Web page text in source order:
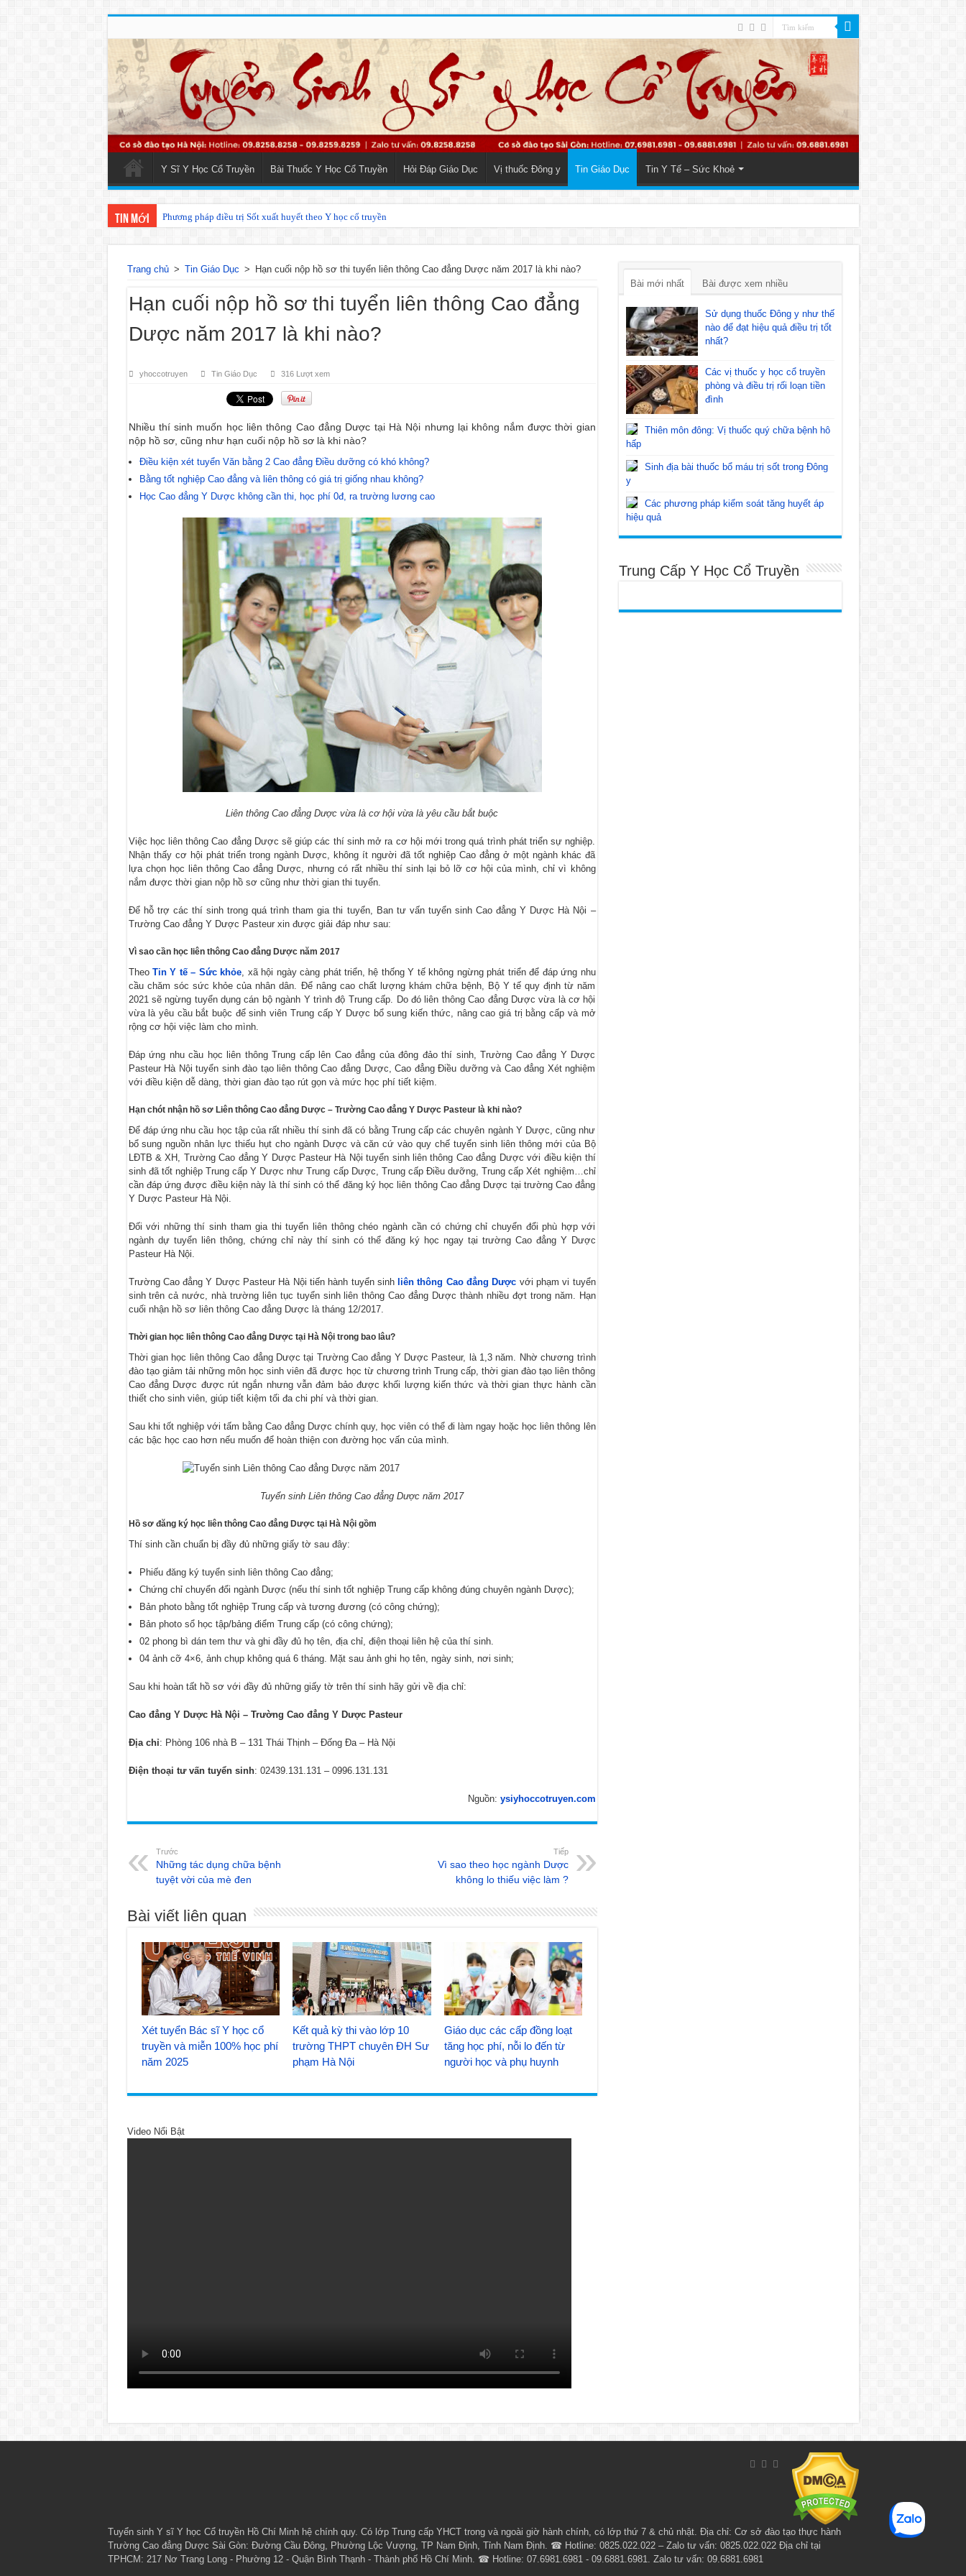
Y Sĩ Y Học Cổ Truyền Bài Thuốc Y Học Cổ Truyền Hỏi Đáp Giáo Dục Vị thuốc Đông y Tin Giáo Dục Tin Y Tế – Sức Khoẻ
Tin mới Phương pháp điều trị Sốt xuất huyết theo Y học cổ truyền
Trang chủ > Tin Giáo Dục > Hạn cuối nộp hồ sơ thi tuyển liên thông Cao đẳng Dược năm 2017 là khi nào?
Hạn cuối nộp hồ sơ thi tuyển liên thông Cao đẳng
Dược năm 2017 là khi nào?
yhoccotruyen Tin Giáo Dục 316 Lượt xem
Nhiều thí sinh muốn học liên thông Cao đẳng Dược tại Hà Nội nhưng lại không nắm được thời gian
nộp hồ sơ, cũng như hạn cuối nộp hồ sơ là khi nào?
Điều kiện xét tuyển Văn bằng 2 Cao đẳng Điều dưỡng có khó không?
Bằng tốt nghiệp Cao đẳng và liên thông có giá trị giống nhau không?
Học Cao đẳng Y Dược không cần thi, học phí 0đ, ra trường lương cao
Liên thông Cao đẳng Dược vừa là cơ hội vừa là yêu cầu bắt buộc
Việc học liên thông Cao đẳng Dược sẽ giúp các thí sinh mở ra cơ hội mới trong quá trình phát triển sự nghiệp.
Nhận thấy cơ hội phát triển trong ngành Dược, không ít người đã tốt nghiệp Cao đẳng ở một ngành khác đã
lựa chọn học liên thông Cao đẳng Dược, nhưng có rất nhiều thí sinh lại bỏ lỡ cơ hội của mình, chỉ vì không
nắm được thời gian nộp hồ sơ cũng như thời gian thi tuyển.
Để hỗ trợ các thí sinh trong quá trình tham gia thi tuyển, Ban tư vấn tuyển sinh Cao đẳng Y Dược Hà Nội –
Trường Cao đẳng Y Dược Pasteur xin được giải đáp như sau:
Vì sao cần học liên thông Cao đẳng Dược năm 2017
Theo Tin Y tế – Sức khỏe , xã hội ngày càng phát triển, hệ thống Y tế không ngừng phát triển để đáp ứng nhu
cầu chăm sóc sức khỏe của nhân dân. Để nâng cao chất lượng khám chữa bệnh, Bộ Y tế quy định từ năm
2021 sẽ ngừng tuyển dụng cán bộ ngành Y trình độ Trung cấp. Do đó liên thông Cao đẳng Dược vừa là cơ hội
vừa là yêu cầu bắt buộc để sinh viên Trung cấp Y Dược bổ sung kiến thức, nâng cao giá trị bằng cấp và mở
rộng cơ hội việc làm cho mình.
Đáp ứng nhu cầu học liên thông Trung cấp lên Cao đẳng của đông đảo thí sinh, Trường Cao đẳng Y Dược
Pasteur Hà Nội tuyển sinh đào tạo liên thông Cao đẳng Dược, Cao đẳng Điều dưỡng và Cao đẳng Xét nghiệm
với điều kiện dễ dàng, thời gian đào tạo rút gọn và mức học phí tiết kiệm.
Hạn chót nhận hồ sơ Liên thông Cao đẳng Dược – Trường Cao đẳng Y Dược Pasteur là khi nào?
Để đáp ứng nhu cầu học tập của rất nhiều thí sinh đã có bằng Trung cấp các chuyên ngành Y Dược, cũng như
bổ sung nguồn nhân lực thiếu hụt cho ngành Dược và căn cứ vào quy chế tuyển sinh liên thông mới của Bộ
LĐTB & XH, Trường Cao đẳng Y Dược Pasteur Hà Nội tuyển sinh liên thông Cao đẳng Dược với điều kiện thí
sinh đã tốt nghiệp Trung cấp Y Dược như Trung cấp Dược, Trung cấp Điều dưỡng, Trung cấp Xét nghiệm…chỉ
cần đáp ứng được điều kiện này là thí sinh có thể đăng ký học liên thông Cao đẳng Dược tại trường Cao đẳng
Y Dược Pasteur Hà Nội.
Đối với những thí sinh tham gia thi tuyển liên thông chéo ngành cần có chứng chỉ chuyển đổi phù hợp với
ngành dự tuyển liên thông, chứng chỉ này thí sinh có thể đăng ký học ngay tại trường Cao đẳng Y Dược
Pasteur Hà Nội.
Trường Cao đẳng Y Dược Pasteur Hà Nội tiến hành tuyển sinh liên thông Cao đẳng Dược với phạm vi tuyển
sinh trên cả nước, nhà trường liên tục tuyển sinh liên thông Cao đẳng Dược thành nhiều đợt trong năm. Hạn
cuối nhận hồ sơ liên thông Cao đẳng Dược là tháng 12/2017.
Thời gian học liên thông Cao đẳng Dược tại Hà Nội trong bao lâu?
Thời gian học liên thông Cao đẳng Dược tại Trường Cao đẳng Y Dược Pasteur, là 1,3 năm. Nhờ chương trình
đào tạo giảm tải những môn học sinh viên đã được học từ chương trình Trung cấp, thời gian đào tạo liên thông
Cao đẳng Dược được rút ngắn nhưng vẫn đảm bảo được khối lượng kiến thức và thời gian thực hành cần
thiết cho sinh viên, giúp tiết kiệm tối đa chi phí và thời gian.
Sau khi tốt nghiệp với tấm bằng Cao đẳng Dược chính quy, học viên có thể đi làm ngay hoặc học liên thông lên
các bậc học cao hơn nếu muốn để hoàn thiện con đường học vấn của mình.
Tuyển sinh Liên thông Cao đẳng Dược năm 2017
Hồ sơ đăng ký học liên thông Cao đẳng Dược tại Hà Nội gồm
Thí sinh cần chuẩn bị đầy đủ những giấy tờ sau đây:
Phiếu đăng ký tuyển sinh liên thông Cao đẳng;
Chứng chỉ chuyển đổi ngành Dược (nếu thí sinh tốt nghiệp Trung cấp không đúng chuyên ngành Dược);
Bản photo bằng tốt nghiệp Trung cấp và tương đương (có công chứng);
Bản photo sổ học tập/bảng điểm Trung cấp (có công chứng);
02 phong bì dán tem thư và ghi đầy đủ họ tên, địa chỉ, điện thoại liên hệ của thí sinh.
04 ảnh cỡ 4×6, ảnh chụp không quá 6 tháng. Mặt sau ảnh ghi họ tên, ngày sinh, nơi sinh;
Sau khi hoàn tất hồ sơ với đầy đủ những giấy tờ trên thí sinh hãy gửi về địa chỉ:
Cao đẳng Y Dược Hà Nội – Trường Cao đẳng Y Dược Pasteur
Địa chỉ: Phòng 106 nhà B – 131 Thái Thịnh – Đống Đa – Hà Nội
Điện thoại tư vấn tuyển sinh: 02439.131.131 – 0996.131.131
Nguồn: ysiyhoccotruyen.com
Trước
Những tác dụng chữa bệnh
tuyệt vời của mè đen
Tiếp
Vì sao theo học ngành Dược
không lo thiếu việc làm ?
Bài viết liên quan
Xét tuyển Bác sĩ Y học cổ
truyền và miễn 100% học phí
năm 2025
Kết quả kỳ thi vào lớp 10
trường THPT chuyên ĐH Sư
phạm Hà Nội
Giáo dục các cấp đồng loạt
tăng học phí, nỗi lo đến từ
người học và phụ huynh
Video Nổi Bật
Bài mới nhất Bài được xem nhiều
Sử dụng thuốc Đông y như thế
nào để đạt hiệu quả điều trị tốt
nhất?
Các vị thuốc y học cổ truyền
phòng và điều trị rối loạn tiền
đình
Thiên môn đông: Vị thuốc quý chữa bệnh hô
hấp
Sinh địa bài thuốc bổ máu trị sốt trong Đông
y
Các phương pháp kiểm soát tăng huyết áp
hiệu quả
Trung Cấp Y Học Cổ Truyền
Tuyển sinh Y sĩ Y học Cổ truyền Hồ Chí Minhhệ chính quy. Có lớp Trung cấp YHCTtrong và ngoài giờ hành chính, có lớp thứ 7 & chủ nhật. Địa chỉ: Cơ sở đào tạo thực hành
Trường Cao đẳng Dược Sài Gòn: Đường Cầu Đông, Phường Lộc Vượng, TP Nam Định, Tỉnh Nam Định. ☎ Hotline: 0825.022.022 – Zalo tư vấn: 0825.022.022 Địa chỉ tại
TPHCM: 217 Nơ Trang Long - Phường 12 - Quận Bình Thạnh - Thành phố Hồ Chí Minh. ☎ Hotline: 07.6981.6981 - 09.6881.6981. Zalo tư vấn: 09.6881.6981